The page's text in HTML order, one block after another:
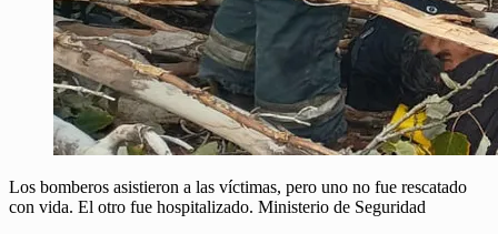
Los bomberos asistieron a las víctimas, pero uno no fue rescatado
con vida. El otro fue hospitalizado. Ministerio de Seguridad